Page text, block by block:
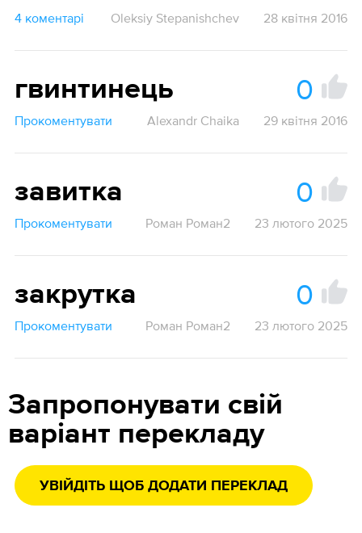
4 коментарі Oleksiy Stepanishchev 28 квітня 2016
гвинтинець 0
Прокоментувати Alexandr Chaika 29 квітня 2016
завитка 0
Прокоментувати Роман Роман2 23 лютого 2025
закрутка 0
Прокоментувати Роман Роман2 23 лютого 2025
Запропонувати свій
варіант перекладу
УВІЙДІТЬ ЩОБ ДОДАТИ ПЕРЕКЛАД